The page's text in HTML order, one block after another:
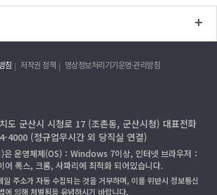
침 저작권 정책 영상정보처리기기운영·관리방침
도 군산시 시청로 17 (조촌동, 군산시청) 대표전화
4000 (정규업무시간 외 당직실 연결)
은 운영체제(OS)：Windows 7이상, 인터넷 브라우저：
어 폭스, 크롬, 사파리에 최적화 되어있습니다.
일 주소가 자동 수집되는 것을 거부하며, 이를 위반시 정보통신
에 의해 처벌됨을 유념하시기 바랍니다.